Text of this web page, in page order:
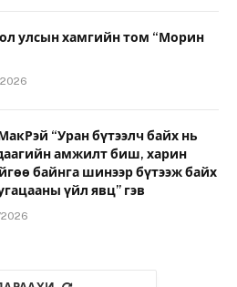
улсын хамгийн том “Морин
“Уран бүтээлч байх нь
амжилт биш, харин
байнга шинээр бүтээж байх
үйл явц” гэв